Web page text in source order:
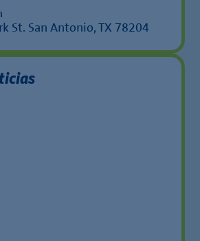
St. San Antonio, TX 78204